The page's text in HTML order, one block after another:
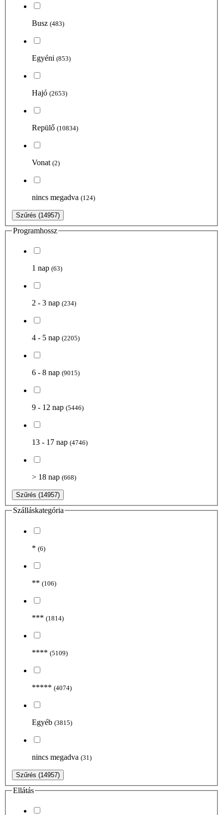
Busz (483)
Egyéni (853)
Hajó (2653)
Repülő (10834)
Vonat (2)
nincs megadva (124)
Szűrés (14957)
Programhossz
1 nap (63)
2 - 3 nap (234)
4 - 5 nap (2205)
6 - 8 nap (9015)
9 - 12 nap (5446)
13 - 17 nap (4746)
> 18 nap (668)
Szűrés (14957)
Szálláskategória
* (6)
** (106)
*** (1814)
**** (5109)
***** (4074)
Egyéb (3815)
nincs megadva (31)
Szűrés (14957)
Ellátás